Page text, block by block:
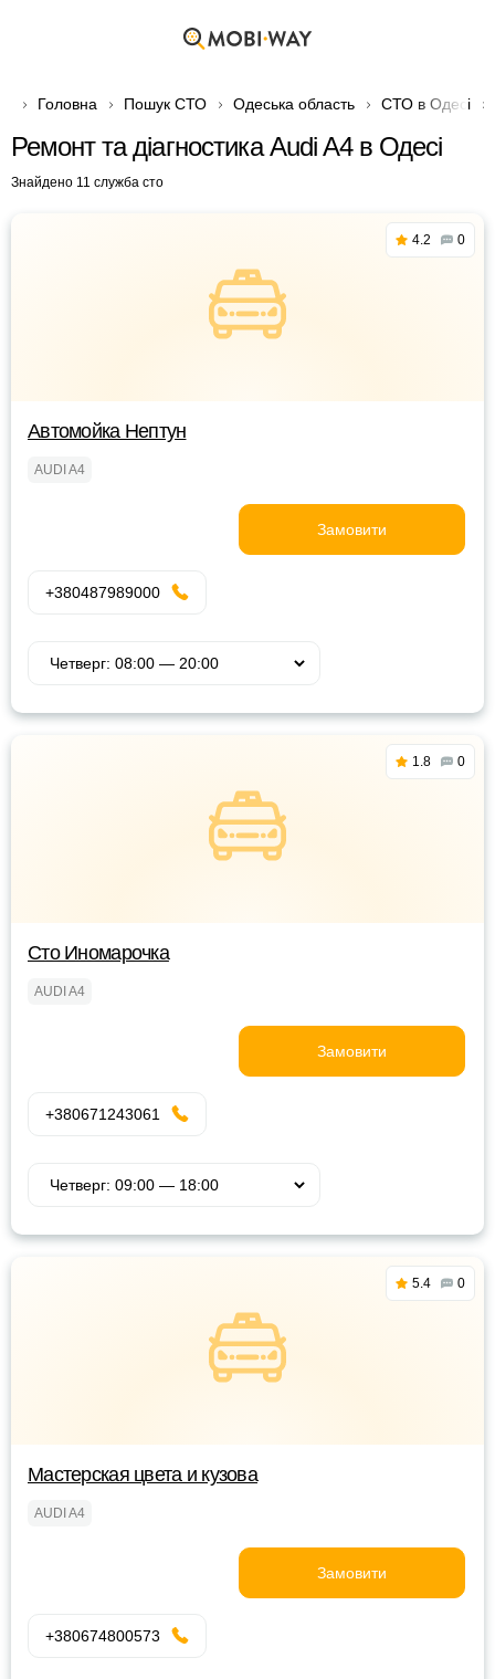
Головна Пошук СТО Одеська область СТО в Одесі
Ремонт та діагностика Audi A4 в Одесі
Знайдено 11 служба сто
4.2 0
Автомойка Нептун
AUDI A4
Замовити
+380487989000
1.8 0
Сто Иномарочка
AUDI A4
Замовити
+380671243061
5.4 0
Мастерская цвета и кузова
AUDI A4
Замовити
+380674800573